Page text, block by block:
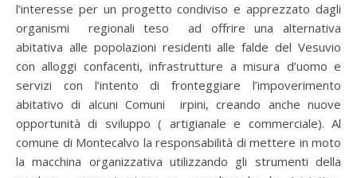
l’interesse per un progetto condiviso e apprezzato dagli
organismi regionali teso ad offrire una alternativa
abitativa alle popolazioni residenti alle falde del Vesuvio
con alloggi confacenti, infrastrutture a misura d’uomo e
servizi con l’intento di fronteggiare l’impoverimento
abitativo di alcuni Comuni irpini, creando anche nuove
opportunità di sviluppo ( artigianale e commerciale). Al
comune di Montecalvo la responsabilità di mettere in moto
la macchina organizzativa utilizzando gli strumenti della